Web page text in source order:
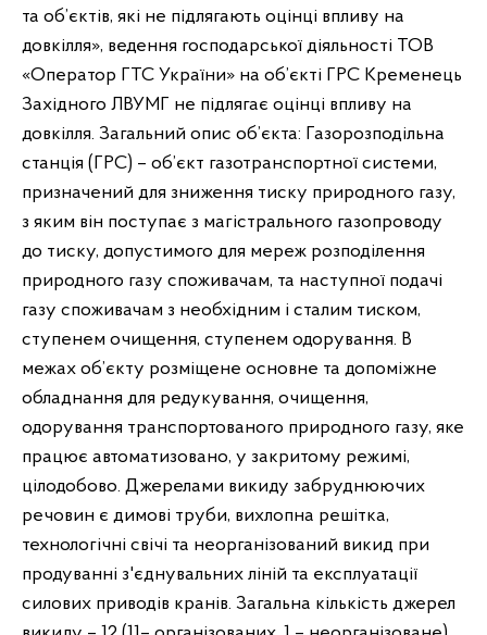
та об’єктів, які не підлягають оцінці впливу на
довкілля», ведення господарської діяльності ТОВ
«Оператор ГТС України» на об’єкті ГРС Кременець
Західного ЛВУМГ не підлягає оцінці впливу на
довкілля. Загальний опис об’єкта: Газорозподільна
станція (ГРС) – об’єкт газотранспортної системи,
призначений для зниження тиску природного газу,
з яким він поступає з магістрального газопроводу
до тиску, допустимого для мереж розподілення
природного газу споживачам, та наступної подачі
газу споживачам з необхідним і сталим тиском,
ступенем очищення, ступенем одорування. В
межах об’єкту розміщене основне та допоміжне
обладнання для редукування, очищення,
одорування транспортованого природного газу, яке
працює автоматизовано, у закритому режимі,
цілодобово. Джерелами викиду забруднюючих
речовин є димові труби, вихлопна решітка,
технологічні свічі та неорганізований викид при
продуванні з'єднувальних ліній та експлуатації
силових приводів кранів. Загальна кількість джерел